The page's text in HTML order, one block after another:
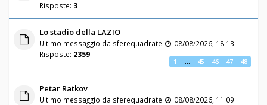
Risposte: 3
Lo stadio della LAZIO
Ultimo messaggio da sferequadrate
08/08/2026, 18:13
Risposte: 2359
1 … 45 46 47 48
Petar Ratkov
Ultimo messaggio da sferequadrate
08/08/2026, 11:09